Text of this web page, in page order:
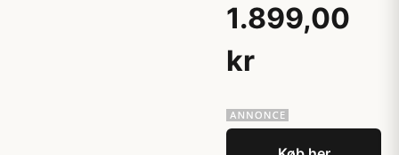
1.899,00
kr